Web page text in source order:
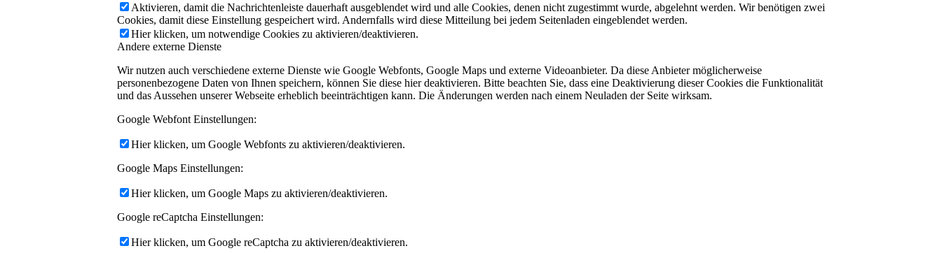
Aktivieren, damit die Nachrichtenleiste dauerhaft ausgeblendet wird und alle Cookies, denen nicht zugestimmt wurde, abgelehnt werden. Wir benötigen zwei
Cookies, damit diese Einstellung gespeichert wird. Andernfalls wird diese Mitteilung bei jedem Seitenladen eingeblendet werden.
Hier klicken, um notwendige Cookies zu aktivieren/deaktivieren.
Andere externe Dienste
Wir nutzen auch verschiedene externe Dienste wie Google Webfonts, Google Maps und externe Videoanbieter. Da diese Anbieter möglicherweise
personenbezogene Daten von Ihnen speichern, können Sie diese hier deaktivieren. Bitte beachten Sie, dass eine Deaktivierung dieser Cookies die Funktionalität
und das Aussehen unserer Webseite erheblich beeinträchtigen kann. Die Änderungen werden nach einem Neuladen der Seite wirksam.
Google Webfont Einstellungen:
Hier klicken, um Google Webfonts zu aktivieren/deaktivieren.
Google Maps Einstellungen:
Hier klicken, um Google Maps zu aktivieren/deaktivieren.
Google reCaptcha Einstellungen:
Hier klicken, um Google reCaptcha zu aktivieren/deaktivieren.